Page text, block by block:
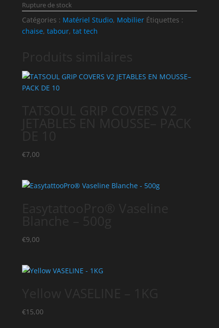
Rupture de stock
Catégories : Matériel Studio, Mobilier Étiquettes :
chaise, tabour, tat tech
€7,00
€9,00
€15,00